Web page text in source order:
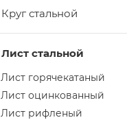
Круг стальной
Лист стальной
Лист горячекатаный
Лист оцинкованный
Лист рифленый